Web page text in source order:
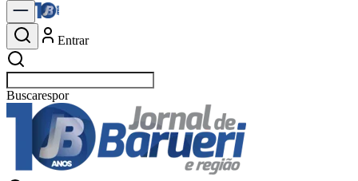
Entrar
Buscarpolítica